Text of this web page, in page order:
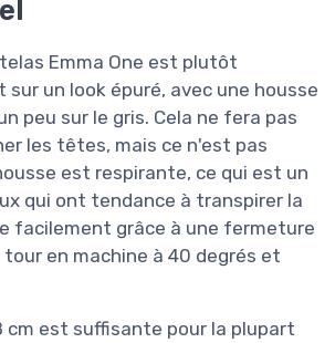
Emma One est plutôt
sur un look épuré, avec une housse
peu sur le gris. Cela ne fera pas
les têtes, mais ce n'est pas
est respirante, ce qui est un
qui ont tendance à transpirer la
facilement grâce à une fermeture
tour en machine à 40 degrés et
cm est suffisante pour la plupart